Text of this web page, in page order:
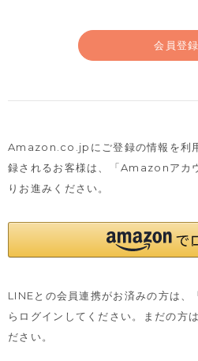
会員登録
Amazon.co.jpにご登録の情報を利
録されるお客様は、
「Amazonアカ
りお進みください。
LINEとの会員連携がお済みの方は、
らログインしてください。まだの方は
ださい。